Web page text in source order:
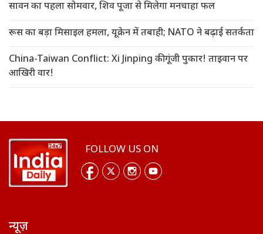
सावन का पहला सोमवार, शिव पूजा से मिलेगा मनचाहा फल
रूस का बड़ा मिसाइल हमला, यूक्रेन में तबाही; NATO ने बढ़ाई सतर्कता
China-Taiwan Conflict: Xi Jinping की गूंजी पुकार! ताइवान पर
आखिरी वार!
FOLLOW US ON
न्यूज़